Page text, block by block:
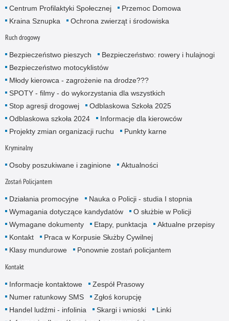
Centrum Profilaktyki Społecznej
Przemoc Domowa
Kraina Sznupka
Ochrona zwierząt i środowiska
Ruch drogowy
Bezpieczeństwo pieszych
Bezpieczeństwo: rowery i hulajnogi
Bezpieczeństwo motocyklistów
Młody kierowca - zagrożenie na drodze???
SPOTY - filmy - do wykorzystania dla wszystkich
Stop agresji drogowej
Odblaskowa Szkoła 2025
Odblaskowa szkoła 2024
Informacje dla kierowców
Projekty zmian organizacji ruchu
Punkty karne
Kryminalny
Osoby poszukiwane i zaginione Aktualności
Zostań Policjantem
Działania promocyjne
Nauka o Policji - studia I stopnia
Wymagania dotyczące kandydatów
O służbie w Policji
Wymagane dokumenty
Etapy, punktacja
Aktualne przepisy
Kontakt
Praca w Korpusie Służby Cywilnej
Klasy mundurowe
Ponownie zostań policjantem
Kontakt
Informacje kontaktowe
Zespół Prasowy
Numer ratunkowy SMS
Zgłoś korupcję
Handel ludźmi - infolinia
Skargi i wnioski
Linki